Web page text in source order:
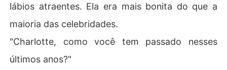
lábios atraentes. Ela era mais bonita do que a
maioria das celebridades.
"Charlotte, como você tem passado nesses
últimos anos?"